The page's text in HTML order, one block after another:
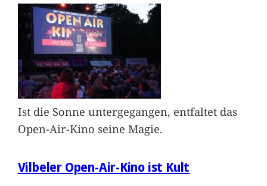
Ist die Sonne untergegangen, entfaltet das
Open-Air-Kino seine Magie.
Vilbeler Open-Air-Kino ist Kult